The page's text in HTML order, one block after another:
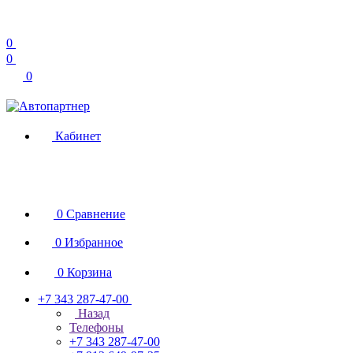
0
0
0
Кабинет
0 Сравнение
0 Избранное
0 Корзина
+7 343 287-47-00
Назад
Телефоны
+7 343 287-47-00